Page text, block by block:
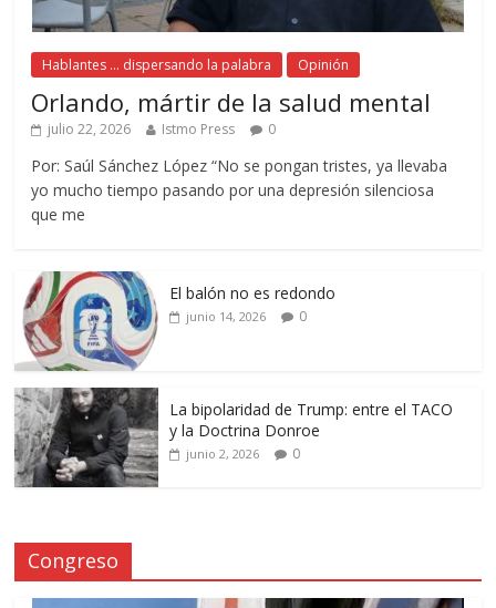
Hablantes ... dispersando la palabra Opinión
Orlando, mártir de la salud mental
julio 22, 2026 Istmo Press 0
Por: Saúl Sánchez López “No se pongan tristes, ya llevaba
yo mucho tiempo pasando por una depresión silenciosa
que me
El balón no es redondo
junio 14, 2026 0
La bipolaridad de Trump: entre el TACO
y la Doctrina Donroe
junio 2, 2026 0
Congreso